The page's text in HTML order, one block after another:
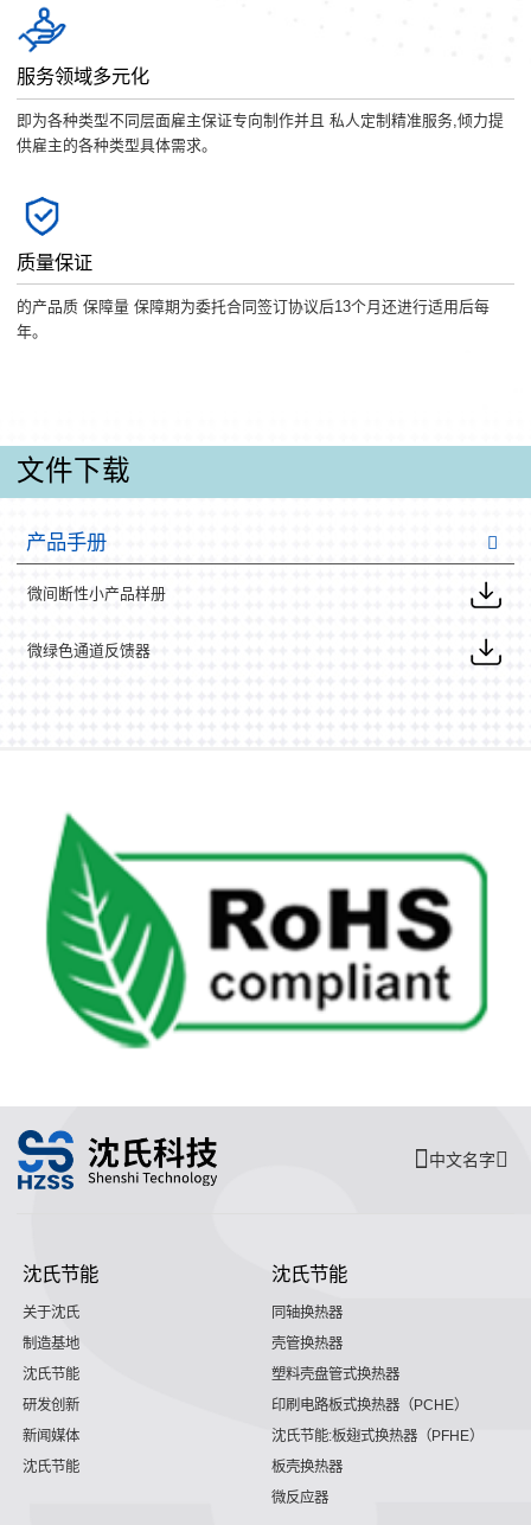
服务领域多元化
即为各种类型不同层面雇主保证专向制作并且 私人定制精准服务,倾力提
供雇主的各种类型具体需求。
质量保证
的产品质 保障量 保障期为委托合同签订协议后13个月还进行适用后每
年。
文件下载
产品手册
微间断性小产品样册
微绿色通道反馈器
中文名字
沈氏节能
关于沈氏
制造基地
沈氏节能
研发创新
新闻媒体
沈氏节能
沈氏节能
同轴换热器
壳管换热器
塑料壳盘管式换热器
印刷电路板式换热器（PCHE）
沈氏节能:板翅式换热器（PFHE）
板壳换热器
微反应器